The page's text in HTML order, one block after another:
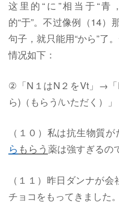
这里的“に”相当于“
的“于”。不过像例（14）
句子，就只能用“から”了
情况如下：
②「N１はN２をVt」→
ら)（もらう/いただく）」
（１０）私は抗生物質
ら もらう薬は強すぎるの
（１１）昨日ダンナが
チョコをもってきました。